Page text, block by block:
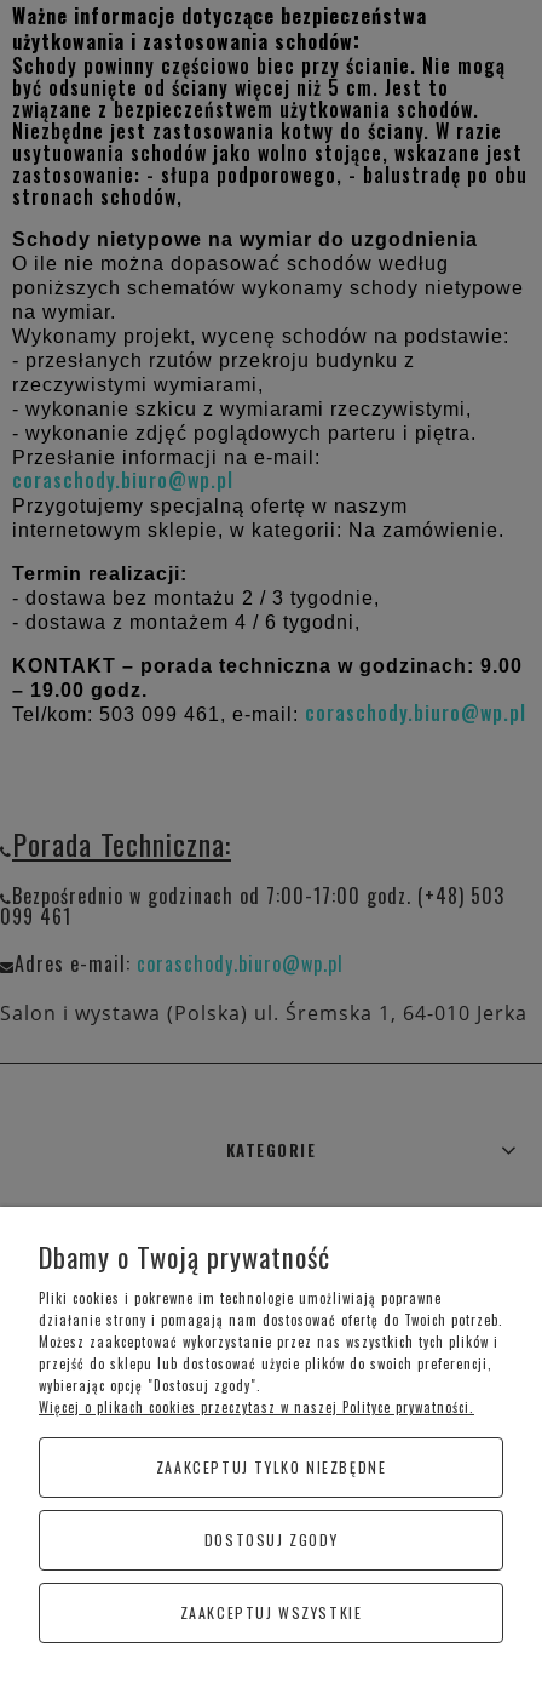
Ważne informacje dotyczące bezpieczeństwa
użytkowania i zastosowania schodów:
Schody powinny częściowo biec przy ścianie. Nie mogą
być odsunięte od ściany więcej niż 5 cm. Jest to
związane z bezpieczeństwem użytkowania schodów.
Niezbędne jest zastosowania kotwy do ściany. W razie
usytuowania schodów jako wolno stojące, wskazane jest
zastosowanie: - słupa podporowego, - balustradę po obu
stronach schodów,
Schody nietypowe na wymiar do uzgodnienia
O ile nie można dopasować schodów według
poniższych schematów wykonamy schody nietypowe
na wymiar.
Wykonamy projekt, wycenę schodów na podstawie:
- przesłanych rzutów przekroju budynku z
rzeczywistymi wymiarami,
- wykonanie szkicu z wymiarami rzeczywistymi,
- wykonanie zdjęć poglądowych parteru i piętra.
Przesłanie informacji na e-mail:
coraschody.biuro@wp.pl
Przygotujemy specjalną ofertę w naszym
internetowym sklepie, w kategorii: Na zamówienie.
Termin realizacji:
- dostawa bez montażu 2 / 3 tygodnie,
- dostawa z montażem 4 / 6 tygodni,
KONTAKT – porada techniczna w godzinach: 9.00
– 19.00 godz.
Tel/kom: 503 099 461, e-mail: coraschody.biuro@wp.pl
Porada Techniczna:
Bezpośrednio w godzinach od 7:00-17:00 godz. (+48) 503
099 461
Adres e-mail: coraschody.biuro@wp.pl
Salon i wystawa (Polska) ul. Śremska 1, 64-010 Jerka
KATEGORIE
MOJE KONTO
INFORMACJE O SKLEPIE
Telefon kontaktowy –+48 697 733 970
Poniedziałek-Piątek: 09:00 - 19:00,
Sobota: 09:00-15:00
CoraSchody – Schody | Poręcze i Balustrady
Kościan
Śremska 1, 64-010 Jerka
Dbamy o Twoją prywatność
Pliki cookies i pokrewne im technologie umożliwiają poprawne
działanie strony i pomagają nam dostosować ofertę do Twoich potrzeb.
Możesz zaakceptować wykorzystanie przez nas wszystkich tych plików i
przejść do sklepu lub dostosować użycie plików do swoich preferencji,
wybierając opcję "Dostosuj zgody".
Więcej o plikach cookies przeczytasz w naszej Polityce prywatności.
ZAAKCEPTUJ TYLKO NIEZBĘDNE
DOSTOSUJ ZGODY
ZAAKCEPTUJ WSZYSTKIE